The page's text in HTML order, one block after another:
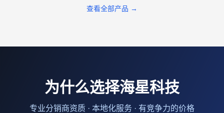
查看全部产品 →
为什么选择海星科技
专业分销商资质 · 本地化服务 · 有竞争力的价格